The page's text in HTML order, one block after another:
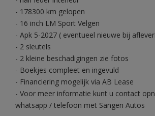
- 178300 km gelopen
- 16 inch LM Sport Velgen
- Apk 5-2027 ( eventueel nieuwe bij
- 2 sleutels
- 2 kleine beschadigingen zie fotos
- Boekjes compleet en ingevuld
- Financiering mogelijk via AB Lease
- Voor meer informatie kunt u contact
whatsapp / telefoon met Sangen Autos